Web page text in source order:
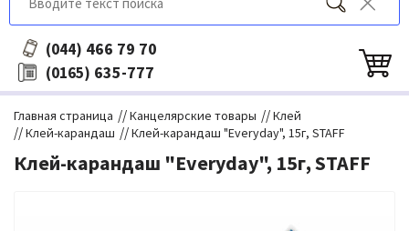
(044) 466 79 70
(0165) 635-777
Главная страница //Канцелярские товары //Клей
//Клей-карандаш //Клей-карандаш "Everyday", 15г, STAFF
Клей-карандаш "Everyday", 15г, STAFF